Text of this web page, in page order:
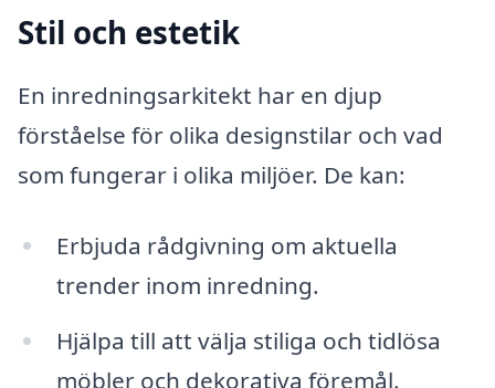
Stil och estetik
En inredningsarkitekt har en djup
förståelse för olika designstilar och vad
som fungerar i olika miljöer. De kan:
Erbjuda rådgivning om aktuella
trender inom inredning.
Hjälpa till att välja stiliga och tidlösa
möbler och dekorativa föremål.